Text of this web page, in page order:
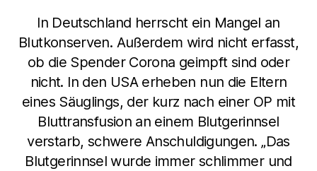
In Deutschland herrscht ein Mangel an
Blutkonserven. Außerdem wird nicht erfasst,
ob die Spender Corona geimpft sind oder
nicht. In den USA erheben nun die Eltern
eines Säuglings, der kurz nach einer OP mit
Bluttransfusion an einem Blutgerinnsel
verstarb, schwere Anschuldigungen. „Das
Blutgerinnsel wurde immer schlimmer und